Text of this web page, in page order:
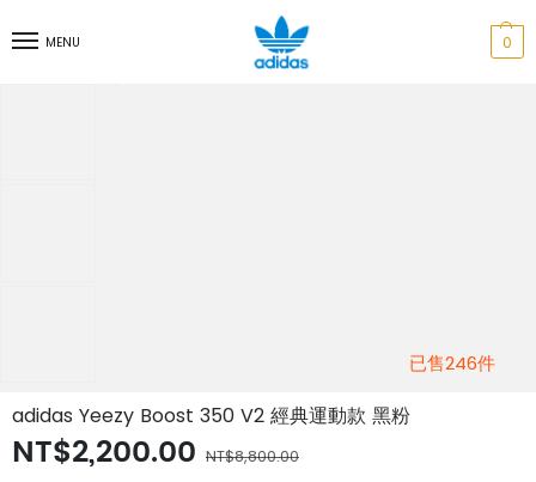
MENU 0
已售246件
adidas Yeezy Boost 350 V2 經典運動款 黑粉
NT$2,200.00 NT$8,800.00